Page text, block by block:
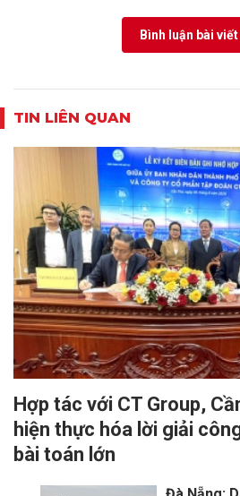
Bình luận bài
TIN LIÊN QUAN
Hợp tác với CT Group,
hiện thực hóa lời giải
bài toán lớn